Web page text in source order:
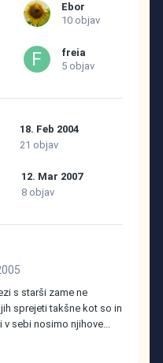
Ebor
10 objav
freia
5 objav
18. Feb 2004
21 objav
12. Mar 2007
8 objav
s starši zame ne
sprejeti takšne kot so in
v sebi nosimo njihove...